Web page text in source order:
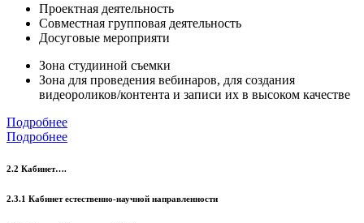
Проектная деятельность
Совместная групповая деятельность
Досуговые мероприяти
Зона студииной съемки
Зона для проведения вебинаров, для создания
видеороликов/контента и записи их в высоком качестве
Подробнее
Подробнее
2.2 Кабинет….
2.3.1 Кабинет естественно-научной направленности